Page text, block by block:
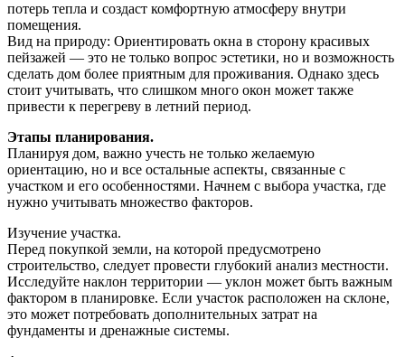
потерь тепла и создаст комфортную атмосферу внутри
помещения.
Вид на природу: Ориентировать окна в сторону красивых
пейзажей — это не только вопрос эстетики, но и возможность
сделать дом более приятным для проживания. Однако здесь
стоит учитывать, что слишком много окон может также
привести к перегреву в летний период.
Этапы планирования.
Планируя дом, важно учесть не только желаемую
ориентацию, но и все остальные аспекты, связанные с
участком и его особенностями. Начнем с выбора участка, где
нужно учитывать множество факторов.
Изучение участка.
Перед покупкой земли, на которой предусмотрено
строительство, следует провести глубокий анализ местности.
Исследуйте наклон территории — уклон может быть важным
фактором в планировке. Если участок расположен на склоне,
это может потребовать дополнительных затрат на
фундаменты и дренажные системы.